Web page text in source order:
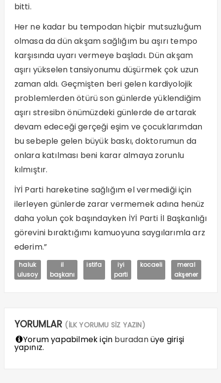
bitti.
Her ne kadar bu tempodan hiçbir mutsuzluğum
olmasa da dün akşam sağlığım bu aşırı tempo
karşısında uyarı vermeye başladı. Dün akşam
aşırı yükselen tansiyonumu düşürmek çok uzun
zaman aldı. Geçmişten beri gelen kardiyolojik
problemlerden ötürü son günlerde yüklendiğim
aşırı stresibn önümüzdeki günlerde de artarak
devam edeceği gerçeği eşim ve çocuklarımdan
bu sebeple gelen büyük baskı, doktorumun da
onlara katılması beni karar almaya zorunlu
kılmıştır.
İYİ Parti hareketine sağlığım el vermediği için
ilerleyen günlerde zarar vermemek adına henüz
daha yolun çok başındayken İYİ Parti İl Başkanlığı
görevini bıraktığımı kamuoyuna saygılarımla arz
ederim.”
haluk
ulusoy
il
başkanı
istifa
iyi
parti
kocaeli
meral
akşener
YORUMLAR (İLK YORUMU SİZ YAZIN)
Yorum yapabilmek için buradanüye girişi
yapınız.